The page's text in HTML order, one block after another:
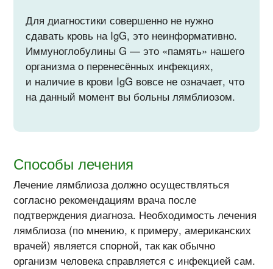
Для диагностики совершенно не нужно
сдавать кровь на IgG, это неинформативно.
Иммуноглобулины G — это «память» нашего
организма о перенесённых инфекциях,
и наличие в крови IgG вовсе не означает, что
на данный момент вы больны лямблиозом.
Способы лечения
Лечение лямблиоза должно осуществляться
согласно рекомендациям врача после
подтверждения диагноза. Необходимость лечения
лямблиоза (по мнению, к примеру, американских
врачей) является спорной, так как обычно
организм человека справляется с инфекцией сам.